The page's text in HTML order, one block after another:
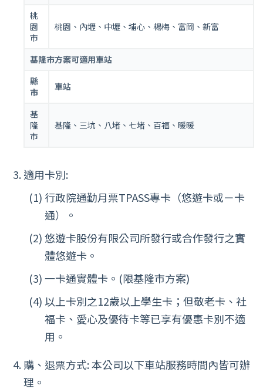
桃
園
市
桃園、內壢、中壢、埔心、楊梅、富岡、新富
基隆市方案可適用車站
縣
市
車站
基
隆
市
基隆、三坑、八堵、七堵、百福、暖暖
適用卡別:
行政院通勤月票TPASS專卡（悠遊卡或ㄧ卡
通）。
悠遊卡股份有限公司所發行或合作發行之實
體悠遊卡。
一卡通實體卡。(限基隆市方案)
以上卡別之12歲以上學生卡；但敬老卡、社
福卡、愛心及優待卡等已享有優惠卡別不適
用。
購、退票方式: 本公司以下車站服務時間內皆可辦
理。